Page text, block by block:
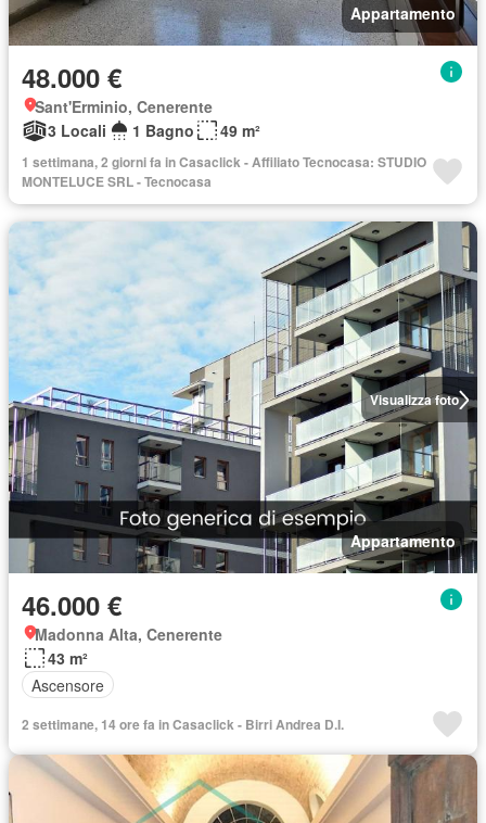
Appartamento
48.000 €
Sant'Erminio, Cenerente
3 Locali
1 Bagno 49 m²
1 settimana, 2 giorni fa in Casaclick - Affiliato Tecnocasa: STUDIO
MONTELUCE SRL - Tecnocasa
Visualizza foto
Appartamento
46.000 €
Madonna Alta, Cenerente
43 m²
Ascensore
2 settimane, 14 ore fa in Casaclick - Birri Andrea D.I.